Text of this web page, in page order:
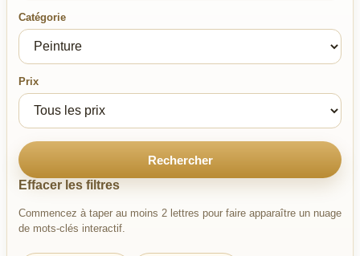
Catégorie
Prix
Rechercher
Effacer les filtres
Commencez à taper au moins 2 lettres pour faire apparaître un nuage
de mots-clés interactif.